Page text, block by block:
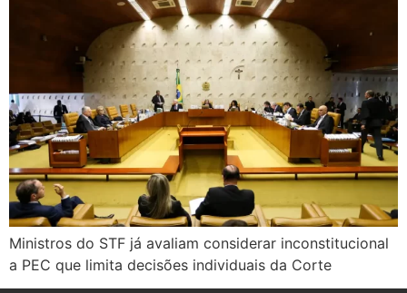
Ministros do STF já avaliam considerar inconstitucional
a PEC que limita decisões individuais da Corte